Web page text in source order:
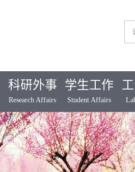
科研外事
Research Affairs
学生工作
Student Affairs